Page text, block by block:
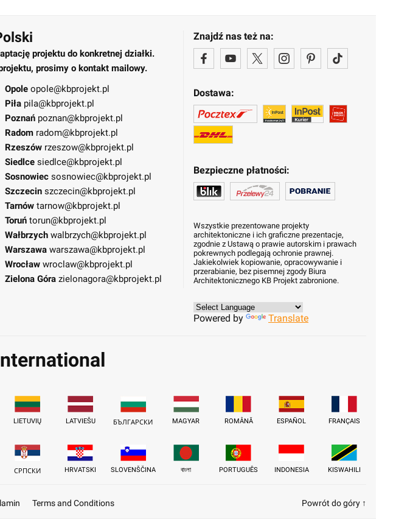
projektu do konkretnej działki.
prosimy o kontakt mailowy.
Opole opole@kbprojekt.pl
Piła pila@kbprojekt.pl
Poznań poznan@kbprojekt.pl
Radom radom@kbprojekt.pl
Rzeszów rzeszow@kbprojekt.pl
Siedlce siedlce@kbprojekt.pl
Sosnowiec sosnowiec@kbprojekt.pl
Szczecin szczecin@kbprojekt.pl
Tarnów tarnow@kbprojekt.pl
Toruń torun@kbprojekt.pl
Wałbrzych walbrzych@kbprojekt.pl
Warszawa warszawa@kbprojekt.pl
Wrocław wroclaw@kbprojekt.pl
Zielona Góra zielonagora@kbprojekt.pl
Znajdź nas też na:
Dostawa:
Bezpieczne płatności:
Wszystkie prezentowane projekty
architektoniczne i ich graficzne prezentacje,
zgodnie z Ustawą o prawie autorskim i prawach
pokrewnych podlegają ochronie prawnej.
Jakiekolwiek kopiowanie, opracowywanie i
przerabianie, bez pisemnej zgody Biura
Architektonicznego KB Projekt zabronione.
Powered by Translate
LIETUVIŲ LATVIEŠU БЪЛГАРСКИ MAGYAR ROMÂNĂ ESPAÑOL FRANÇAIS
СРПСКИ HRVATSKI SLOVENŠČINA বাংলা PORTUGUÊS INDONESIA KISWAHILI
Terms and Conditions Powrót do góry ↑